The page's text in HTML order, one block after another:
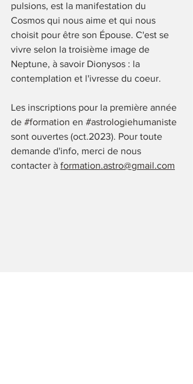
pulsions, est la manifestation du
Cosmos qui nous aime et qui nous
choisit pour être son Épouse. C'est se
vivre selon la troisième image de
Neptune, à savoir Dionysos : la
contemplation et l'ivresse du coeur.
Les inscriptions pour la première année
de #formation en #astrologiehumaniste
sont ouvertes (oct.2023). Pour toute
demande d'info, merci de nous
contacter à formation.astro@gmail.com